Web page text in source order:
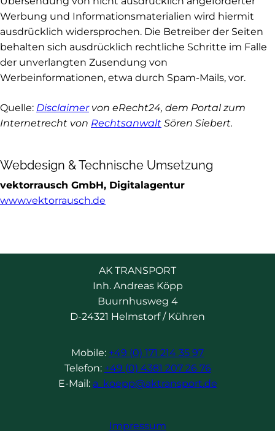
Werbung und Informationsmaterialien wird hiermit
ausdrücklich widersprochen. Die Betreiber der Seiten
behalten sich ausdrücklich rechtliche Schritte im Falle
der unverlangten Zusendung von
Werbeinformationen, etwa durch Spam-Mails, vor.
Quelle: Disclaimervon eRecht24, dem Portal zum
Internetrecht von Rechtsanwalt Sören Siebert.
Webdesign & Technische Umsetzung
vektorrausch GmbH, Digitalagentur
www.vektorrausch.de
AK TRANSPORT
Inh. Andreas Köpp
Buurnhusweg 4
D-24321 Helmstorf / Kühren
Mobile: +49 (0) 171 214 35 97
Telefon: +49 (0) 4381 207 26 76
E-Mail: a_koepp@aktransport.de
Impressum